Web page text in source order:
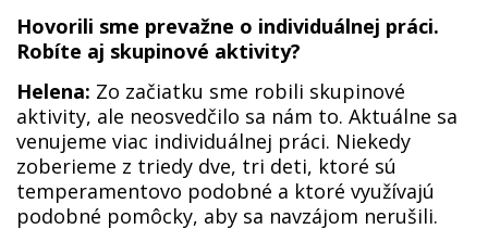
Hovorili sme prevažne o individuálnej práci.
Robíte aj skupinové aktivity?
Helena: Zo začiatku sme robili skupinové
aktivity, ale neosvedčilo sa nám to. Aktuálne sa
venujeme viac individuálnej práci. Niekedy
zoberieme z triedy dve, tri deti, ktoré sú
temperamentovo podobné a ktoré využívajú
podobné pomôcky, aby sa navzájom nerušili.